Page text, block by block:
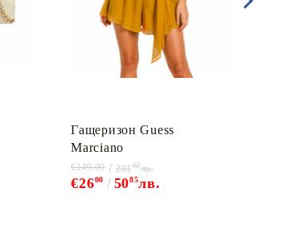
Гащеризон Guess
Marciano
€2600 5085лв.
€149.00 29142лв.